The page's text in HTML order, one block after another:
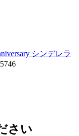
シンデレラ
さい